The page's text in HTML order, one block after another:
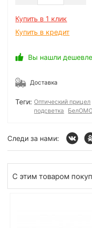
Купить в 1 клик
Купить в кредит
Вы нашли
Доставка
Теги: Оптический прицел
подсветка
Следи за нами:
С этим товаром